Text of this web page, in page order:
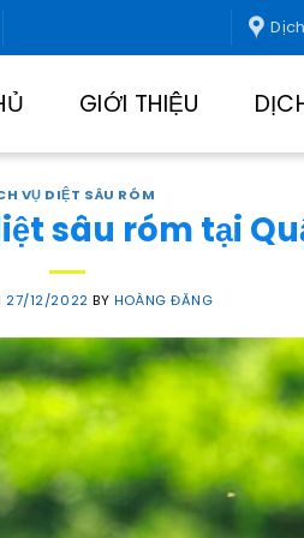
GIỚI THIỆU
VỤ DIỆT SÂU RÓM
sâu róm tại
27/12/2022 BY HOÀNG ĐĂNG